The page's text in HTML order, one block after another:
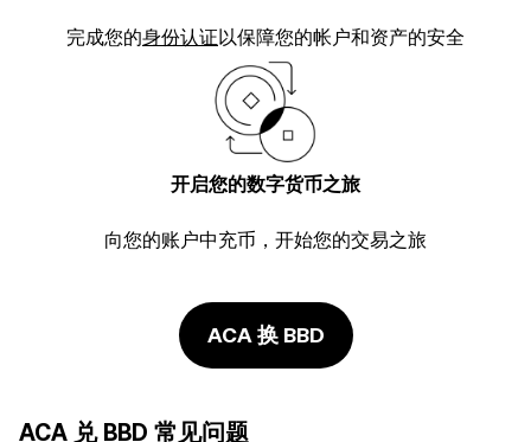
完成您的身份认证以保障您的帐户和资产的安全
开启您的数字货币之旅
向您的账户中充币，开始您的交易之旅
ACA 换 BBD
ACA 兑 BBD 常见问题